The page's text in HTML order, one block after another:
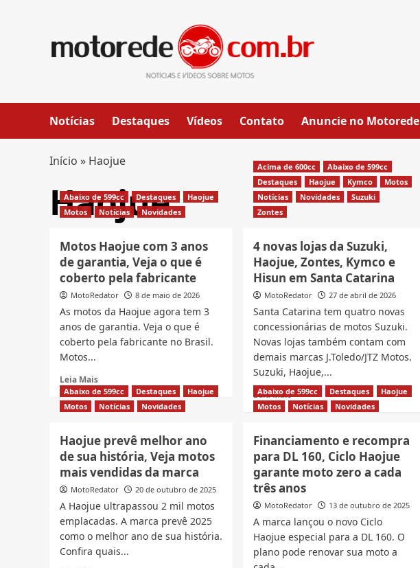
Notícias Destaques Vídeos Contato Anuncie no Motorede
Início » Haojue
Haojue
Abaixo de 599cc Destaques
Haojue
Motos
Notícias Novidades
Motos Haojue com 3 anos
de garantia, Veja o que é
coberto pela fabricante
MotoRedator 8 de maio de 2026
As motos da Haojue agora tem 3
anos de garantia. Veja o que é
coberto pela fabricante no Brasil.
Motos...
Leia Mais
more
about
com
3
anos
garantia,
Veja
o
que
coberto
Acima de 600cc
Abaixo de 599cc
Destaques
Haojue Kymco
Motos
Notícias
Novidades
Suzuki
Zontes
4 novas lojas da Suzuki,
Haojue, Zontes, Kymco e
Hisun em Santa Catarina
MotoRedator 27 de abril de 2026
Santa Catarina tem quatro novas
concessionárias de motos Suzuki.
Novas lojas também contam com
demais marcas J.Toledo/JTZ Motos.
Suzuki, Haojue,...
Leia MaisRead
more
novas
lojas
da
Suzuki,
Zontes,
Kymco
e
Hisun
Abaixo de 599cc Destaques
Haojue
Motos
Notícias Novidades
Haojue prevê melhor ano
de sua história, Veja motos
mais vendidas da marca
MotoRedator 20 de outubro de 2025
A Haojue ultrapassou 2 mil motos
emplacadas. A marca prevê 2025
como o melhor ano de sua história.
Confira quais...
Abaixo de 599cc Destaques
Haojue
Motos
Notícias Novidades
Financiamento e recompra
para DL 160, Ciclo Haojue
garante moto zero a cada
três anos
MotoRedator 13 de outubro de 2025
A marca lançou o novo Ciclo
Haojue especial para a DL 160. O
plano pode renovar sua moto a